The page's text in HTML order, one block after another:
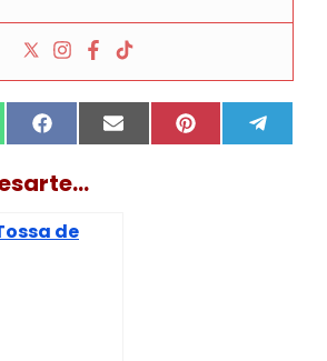
Compartir
en
F
a
e
o
Compartir
en
E
m
Compartir
en
P
i en
e